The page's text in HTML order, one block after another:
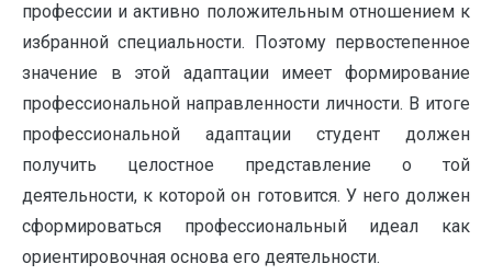
профессии и активно положительным отношением к
избранной специальности. Поэтому первостепенное
значение в этой адаптации имеет формирование
профессиональной направленности личности. В итоге
профессиональной адаптации студент должен
получить целостное представление о той
деятельности, к которой он готовится. У него должен
сформироваться профессиональный идеал как
ориентировочная основа его деятельности.